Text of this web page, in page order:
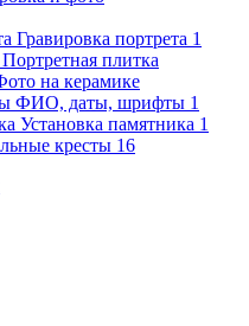
Гравировка портрета 1
Портретная плитка
на керамике
ФИО, даты, шрифты 1
Установка памятника 1
кресты 16